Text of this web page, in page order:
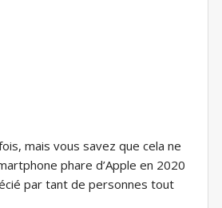
mais vous savez que cela ne
phare d’Apple en 2020
par tant de personnes tout